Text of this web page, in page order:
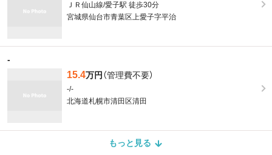
ＪＲ仙山線/愛子駅 徒歩30分
宮城県仙台市青葉区上愛子字平治
-
15.4万円 （管理費不要）
-/-
北海道札幌市清田区清田
もっと見る